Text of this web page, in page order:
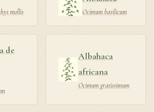
mollis Ocimum basilicum
de
Albahaca
africana
Ocimum gratissimum